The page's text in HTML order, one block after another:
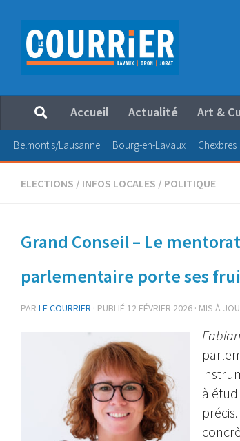
Au dessous du contenu
Accueil Actualité Art &
Belmont s/Lausanne Bourg-en-Lavaux Chexbres
ELECTIONS / INFOS LOCALES / POLITIQUE
Grand Conseil – Le
parlementaire porte ses
PAR LE COURRIER · PUBLIÉ 12 FÉVRIER 2026 · MIS À
à